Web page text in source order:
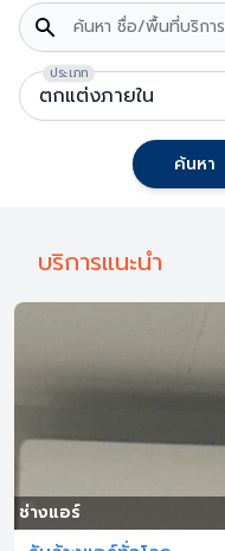
ค้นหา ชื่อ/พื้นที่บริการ
ประเภท
ค้นหา
บริการแนะนำ
ช่างแอร์